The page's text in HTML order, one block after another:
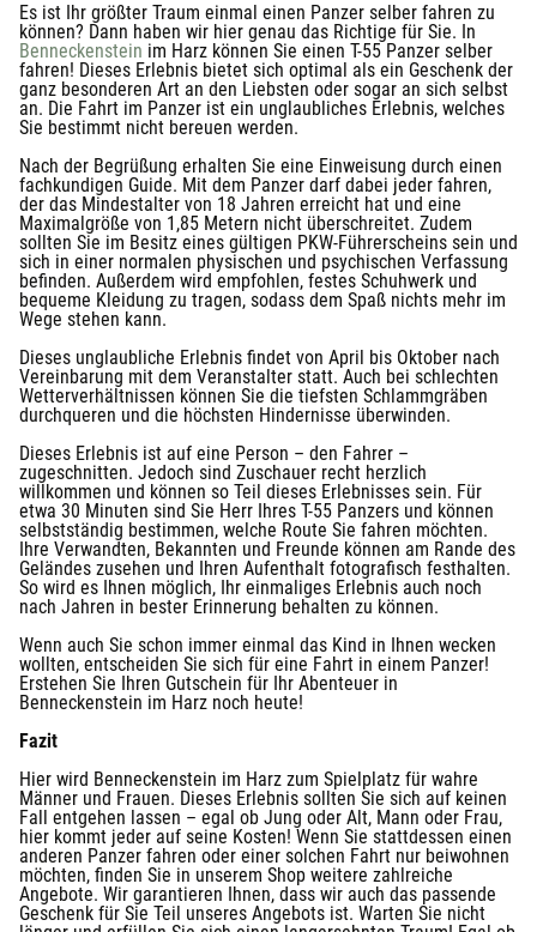
Es ist Ihr größter Traum einmal einen Panzer selber fahren zu
können? Dann haben wir hier genau das Richtige für Sie. In
Benneckenstein im Harz können Sie einen T-55 Panzer selber
fahren! Dieses Erlebnis bietet sich optimal als ein Geschenk der
ganz besonderen Art an den Liebsten oder sogar an sich selbst
an. Die Fahrt im Panzer ist ein unglaubliches Erlebnis, welches
Sie bestimmt nicht bereuen werden.
Nach der Begrüßung erhalten Sie eine Einweisung durch einen
fachkundigen Guide. Mit dem Panzer darf dabei jeder fahren,
der das Mindestalter von 18 Jahren erreicht hat und eine
Maximalgröße von 1,85 Metern nicht überschreitet. Zudem
sollten Sie im Besitz eines gültigen PKW-Führerscheins sein und
sich in einer normalen physischen und psychischen Verfassung
befinden. Außerdem wird empfohlen, festes Schuhwerk und
bequeme Kleidung zu tragen, sodass dem Spaß nichts mehr im
Wege stehen kann.
Dieses unglaubliche Erlebnis findet von April bis Oktober nach
Vereinbarung mit dem Veranstalter statt. Auch bei schlechten
Wetterverhältnissen können Sie die tiefsten Schlammgräben
durchqueren und die höchsten Hindernisse überwinden.
Dieses Erlebnis ist auf eine Person – den Fahrer –
zugeschnitten. Jedoch sind Zuschauer recht herzlich
willkommen und können so Teil dieses Erlebnisses sein. Für
etwa 30 Minuten sind Sie Herr Ihres T-55 Panzers und können
selbstständig bestimmen, welche Route Sie fahren möchten.
Ihre Verwandten, Bekannten und Freunde können am Rande des
Geländes zusehen und Ihren Aufenthalt fotografisch festhalten.
So wird es Ihnen möglich, Ihr einmaliges Erlebnis auch noch
nach Jahren in bester Erinnerung behalten zu können.
Wenn auch Sie schon immer einmal das Kind in Ihnen wecken
wollten, entscheiden Sie sich für eine Fahrt in einem Panzer!
Erstehen Sie Ihren Gutschein für Ihr Abenteuer in
Benneckenstein im Harz noch heute!
Fazit
Hier wird Benneckenstein im Harz zum Spielplatz für wahre
Männer und Frauen. Dieses Erlebnis sollten Sie sich auf keinen
Fall entgehen lassen – egal ob Jung oder Alt, Mann oder Frau,
hier kommt jeder auf seine Kosten! Wenn Sie stattdessen einen
anderen Panzer fahren oder einer solchen Fahrt nur beiwohnen
möchten, finden Sie in unserem Shop weitere zahlreiche
Angebote. Wir garantieren Ihnen, dass wir auch das passende
Geschenk für Sie Teil unseres Angebots ist. Warten Sie nicht